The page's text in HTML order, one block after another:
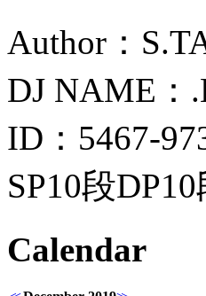
Author：
DJ NAME：
ID：5467-
SP10段DP10
Calendar